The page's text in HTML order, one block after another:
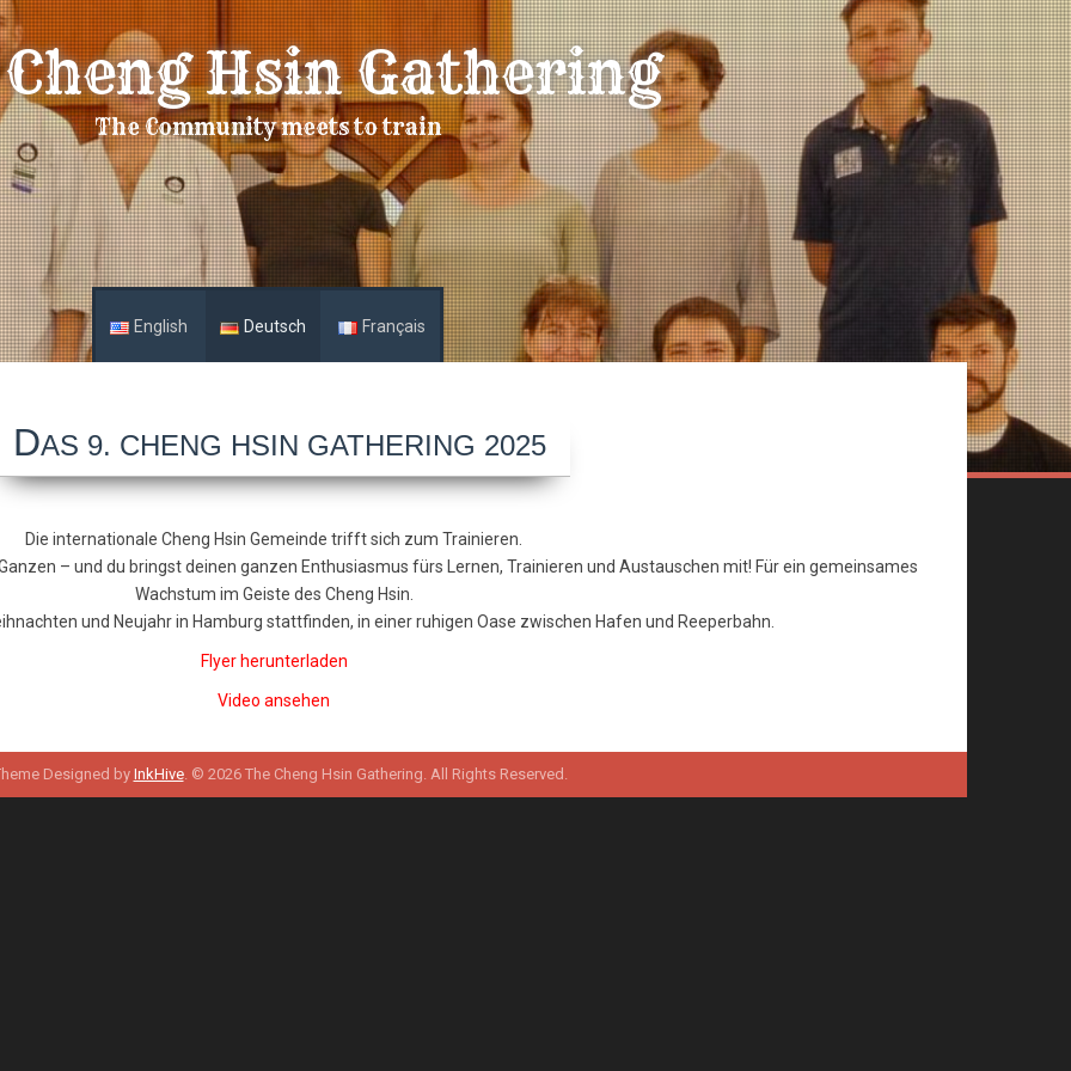
Hsin Gathering
The Community meets to train
English Deutsch Français
DAS 9. CHENG HSIN GATHERING 2025
Die internationale Cheng Hsin Gemeinde trifft sich zum Trainieren.
– und du bringst deinen ganzen Enthusiasmus fürs Lernen, Trainieren und Austauschen mit! Für ein gemeinsames
Wachstum im Geiste des Cheng Hsin.
und Neujahr in Hamburg stattfinden, in einer ruhigen Oase zwischen Hafen und Reeperbahn.
Flyer herunterladen
Video ansehen
Designed byInkHive. © 2026 The Cheng Hsin Gathering. All Rights Reserved.